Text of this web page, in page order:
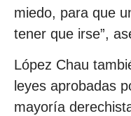
miedo, para que
tener que irse”,
López Chau
leyes aprobadas
mayoría